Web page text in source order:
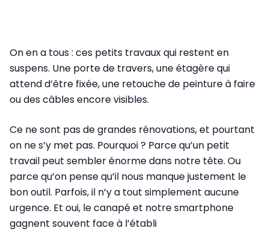
On en a tous : ces petits travaux qui restent en
suspens. Une porte de travers, une étagère qui
attend d’être fixée, une retouche de peinture à faire
ou des câbles encore visibles.
Ce ne sont pas de grandes rénovations, et pourtant
on ne s’y met pas. Pourquoi ? Parce qu’un petit
travail peut sembler énorme dans notre tête. Ou
parce qu’on pense qu’il nous manque justement le
bon outil. Parfois, il n’y a tout simplement aucune
urgence. Et oui, le canapé et notre smartphone
gagnent souvent face à l’établi